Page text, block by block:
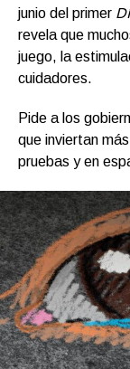
junio del primer
revela que
juego, la
cuidadores.
Pide a los
que inviertan
pruebas y en